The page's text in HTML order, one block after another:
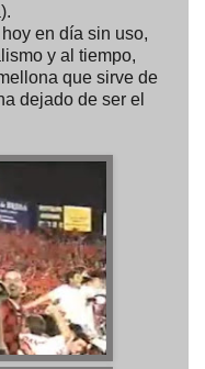
en día sin uso,
y al tiempo,
que sirve de
dejado de ser el